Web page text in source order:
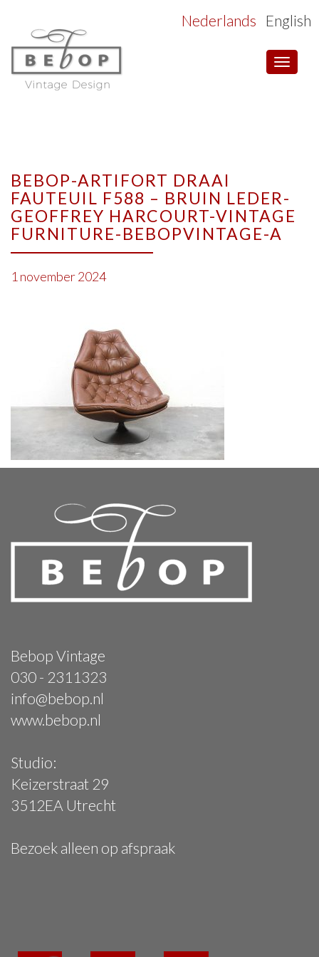
Toggle
Nederlands English
BEBOP-ARTIFORT DRAAI
FAUTEUIL F588 – BRUIN LEDER-
GEOFFREY HARCOURT-VINTAGE
FURNITURE-BEBOPVINTAGE-A
1 november 2024
Bebop Vintage
030 - 2311323
info@bebop.nl
www.bebop.nl
Studio:
Keizerstraat 29
3512EA Utrecht
Bezoek alleen op afspraak